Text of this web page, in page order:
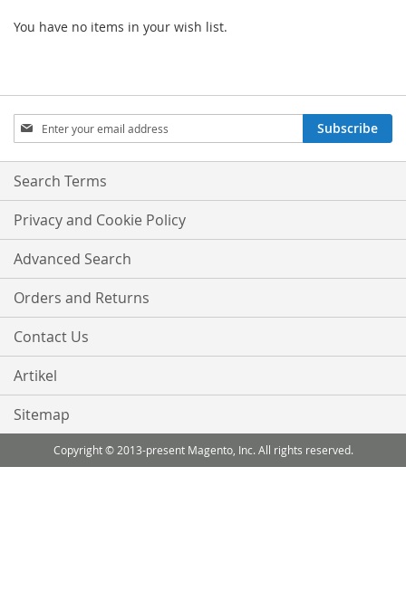
You have no items in your wish list.
Sign
Up
for
Our
Subscribe
Search Terms
Privacy and Cookie Policy
Advanced Search
Orders and Returns
Contact Us
Artikel
Sitemap
Copyright © 2013-present Magento, Inc. All rights reserved.